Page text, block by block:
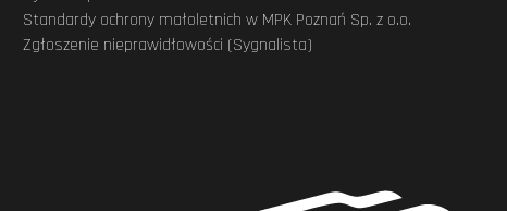
Standardy ochrony małoletnich w MPK Poznań Sp. z o.o.
Zgłoszenie nieprawidłowości (Sygnalista)